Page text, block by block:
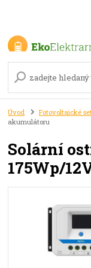
Úvod Fotovoltaické
akumulátoru
Solární
175Wp/